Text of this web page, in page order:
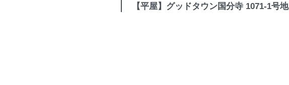
【平屋】グッドタウン国分寺 1071-1号地